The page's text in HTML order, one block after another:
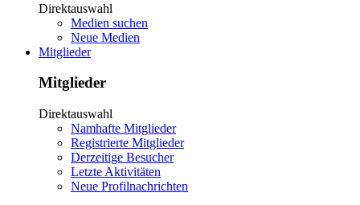
Direktauswahl
Medien suchen
Neue Medien
Mitglieder
Mitglieder
Direktauswahl
Namhafte Mitglieder
Registrierte Mitglieder
Derzeitige Besucher
Letzte Aktivitäten
Neue Profilnachrichten